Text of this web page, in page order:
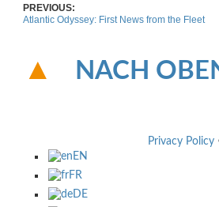
PREVIOUS:
Atlantic Odyssey: First News from the Fleet
NACH
Privacy Policy
EN
FR
DE